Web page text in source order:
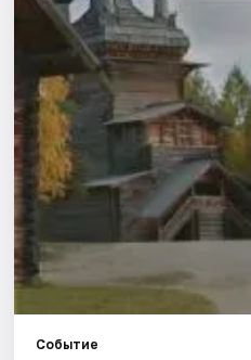
Рейтинги
Событие